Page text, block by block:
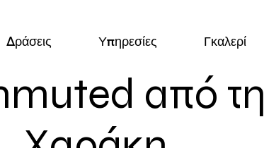
Δράσεις Υπηρεσίες Γκαλερί
από